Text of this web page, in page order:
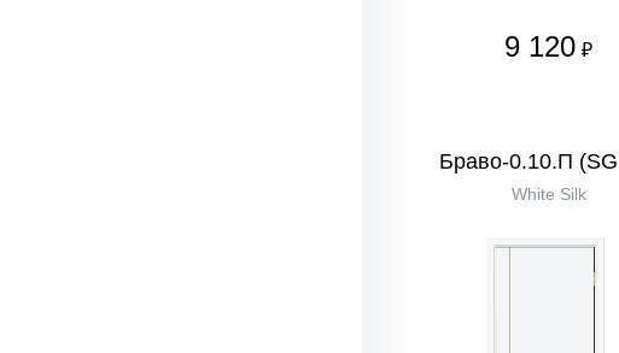
9 120 ₽
Браво-0.10.П
White Silk